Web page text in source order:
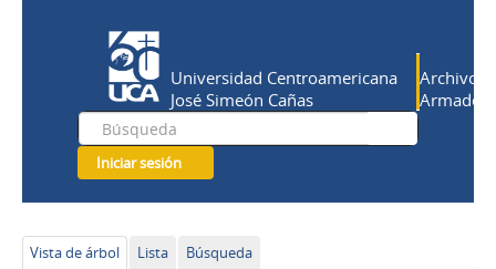
Universidad Centroamericana
José Simeón Cañas
Archivo
Armado
Iniciar sesión
Vista de árbol Lista Búsqueda